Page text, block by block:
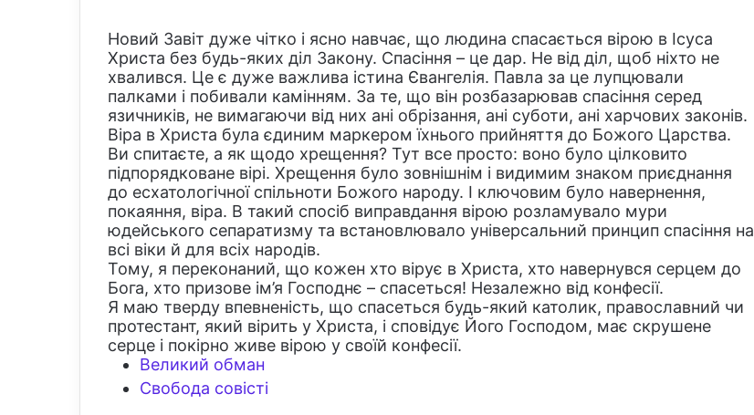
Новий Завіт дуже чітко і ясно навчає, що людина спасається вірою в Ісуса
Христа без будь-яких діл Закону. Спасіння – це дар. Не від діл, щоб ніхто не
хвалився. Це є дуже важлива істина Євангелія. Павла за це лупцювали
палками і побивали камінням. За те, що він розбазарював спасіння серед
язичників, не вимагаючи від них ані обрізання, ані суботи, ані харчових законів.
Віра в Христа була єдиним маркером їхнього прийняття до Божого Царства.
Ви спитаєте, а як щодо хрещення? Тут все просто: воно було цілковито
підпорядковане вірі. Хрещення було зовнішнім і видимим знаком приєднання
до есхатологічної спільноти Божого народу. І ключовим було навернення,
покаяння, віра. В такий спосіб виправдання вірою розламувало мури
юдейського сепаратизму та встановлювало універсальний принцип спасіння на
всі віки й для всіх народів.
Тому, я переконаний, що кожен хто вірує в Христа, хто навернувся серцем до
Бога, хто призове ім’я Господнє – спасеться! Незалежно від конфесії.
Я маю тверду впевненість, що спасеться будь-який католик, православний чи
протестант, який вірить у Христа, і сповідує Його Господом, має скрушене
серце і покірно живе вірою у своїй конфесії.
Великий обман
Свобода совісті